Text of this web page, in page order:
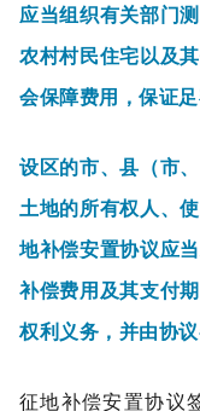
应当组织有关部门
农村村民住宅以及
会保障费用，保证足
设区的市、县（市
土地的所有权人、
地补偿安置协议应
补偿费用及其支付
权利义务，并由协
征地补偿安置协议